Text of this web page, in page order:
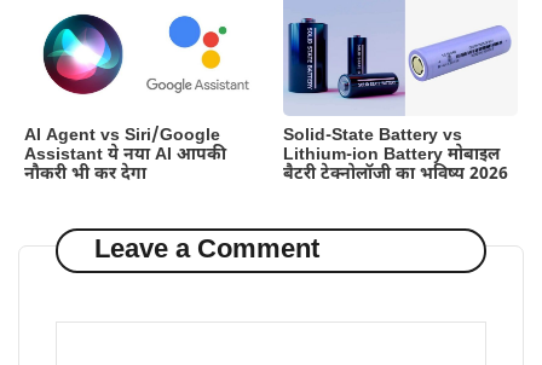
AI Agent vs Siri/Google
Assistant ये नया AI आपकी
नौकरी भी कर देगा
Solid-State Battery vs
Lithium-ion Battery मोबाइल
बैटरी टेक्नोलॉजी का भविष्य 2026
Leave a Comment